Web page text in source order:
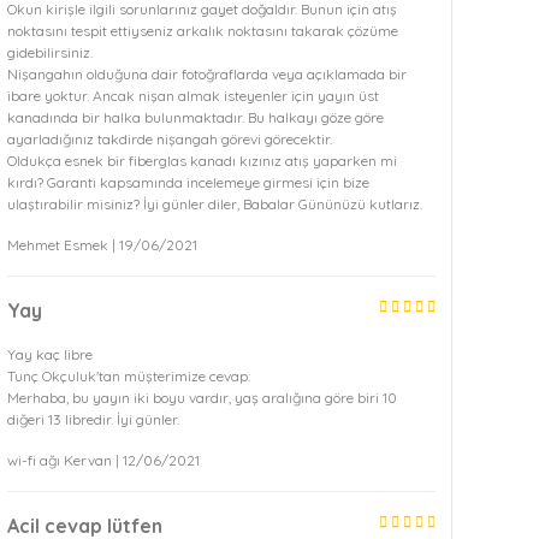
Okun kirişle ilgili sorunlarınız gayet doğaldır. Bunun için atış
noktasını tespit ettiyseniz arkalık noktasını takarak çözüme
gidebilirsiniz.
Nişangahın olduğuna dair fotoğraflarda veya açıklamada bir
ibare yoktur. Ancak nişan almak isteyenler için yayın üst
kanadında bir halka bulunmaktadır. Bu halkayı göze göre
ayarladığınız takdirde nişangah görevi görecektir.
Oldukça esnek bir fiberglas kanadı kızınız atış yaparken mi
kırdı? Garanti kapsamında incelemeye girmesi için bize
ulaştırabilir misiniz? İyi günler diler, Babalar Gününüzü kutlarız.
Mehmet Esmek | 19/06/2021
Yay
Yay kaç libre
Tunç Okçuluk'tan müşterimize cevap:
Merhaba, bu yayın iki boyu vardır, yaş aralığına göre biri 10
diğeri 13 libredir. İyi günler.
wi-fi ağı Kervan | 12/06/2021
Acil cevap lütfen